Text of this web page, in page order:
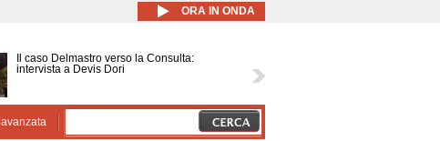
ORA IN ONDA
Il caso Delmastro verso la Consulta:
intervista a Devis Dori